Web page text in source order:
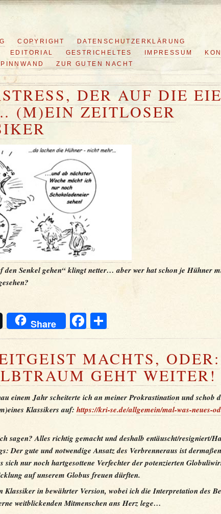
COPYRIGHT
DATENSCHUTZERKLÄRUNG
EDITORIAL GESTRICHELTES IMPRESSUM
ZUR GUTEN NACHT
DER AUF DIE
(M)EIN ZEITLOSER
den Senkel gehen“ klingt netter… aber wer hat schon je Hühner
Share Facebook
MACHTS, ODER:
GEHT WEITER!
einem Jahr scheiterte ich an meiner Prokrastination und schob
Klassikers auf: https://kri-se.de/allgemein/mal-was-neues-
sagen? Alles richtig gemacht und deshalb entäuscht/resigniert/
Der gute und notwendige Ansatz des Verbrenneraus ist dermaßen
sich nur noch hartgesottene Verfechter der potenzierten
auf unserem Globus freuen dürften.
Klassiker in bewährter Version, wobei ich die Interpretation des
weitblickenden Mitmenschen ans Herz lege…